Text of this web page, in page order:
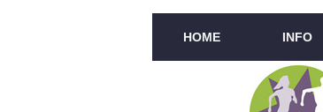
HOME INFO